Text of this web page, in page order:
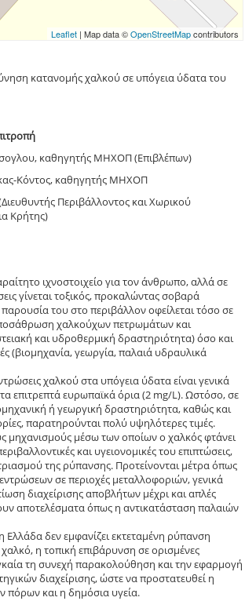
Leaflet| Map data ©OpenStreetMapcontributors
κατανομής χαλκού σε υπόγεια ύδατα του
καθηγητής ΜΗΧΟΠ (Επιβλέπων)
Κόντος, καθηγητής ΜΗΧΟΠ
Περιβάλλοντος και Χωρικού
Κρήτης)
ιχνοστοιχείο για τον άνθρωπο, αλλά σε
γίνεται τοξικός, προκαλώντας σοβαρά
του στο περιβάλλον οφείλεται τόσο σε
χαλκούχων πετρωμάτων και
και υδροθερμική δραστηριότητα) όσο και
(βιομηχανία, γεωργία, παλαιά υδραυλικά
χαλκού στα υπόγεια ύδατα είναι γενικά
επιτρεπτά ευρωπαϊκά όρια (2 mg/L). Ωστόσο, σε
ή γεωργική δραστηριότητα, καθώς και
παρατηρούνται πολύ υψηλότερες τιμές.
μηχανισμούς μέσω των οποίων ο χαλκός φτάνει
και υγειονομικές του επιπτώσεις,
της ρύπανσης. Προτείνονται μέτρα όπως
σε περιοχές μεταλλοφοριών, γενικά
διαχείρισης αποβλήτων μέχρι και απλές
αποτελέσματα όπως η αντικατάσταση παλαιών
δεν εμφανίζει εκτεταμένη ρύπανση
η τοπική επιβάρυνση σε ορισμένες
τη συνεχή παρακολούθηση και την εφαρμογή
διαχείρισης, ώστε να προστατευθεί η
πόρων και η δημόσια υγεία.